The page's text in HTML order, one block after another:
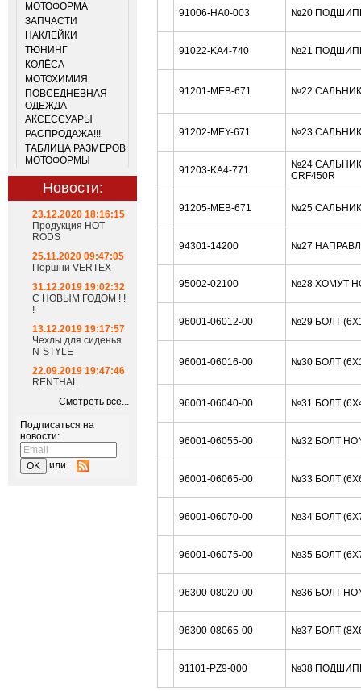
МОТОФОРМА
ЗАПЧАСТИ
НАКЛЕЙКИ
ТЮНИНГ
КОЛЁСА
МОТОХИМИЯ
ПОВСЕДНЕВНАЯ
ОДЕЖДА
АКСЕССУАРЫ
РАСПРОДАЖА!!!
ТАБЛИЦА РАЗМЕРОВ
МОТОФОРМЫ
Новости:
23.12.2020 18:16:15
Продукция HOT
RODS
25.11.2020 09:47:05
Поршни VERTEX
31.12.2019 19:02:32
С НОВЫМ ГОДОМ ! !
!
13.12.2019 19:17:57
Чехлы для сиденья
N-STYLE
22.09.2019 19:47:46
RENTHAL
Смотреть все...
Подписаться на
новости:
или
91006-HA0-003 №20
91022-KA4-740 №21
91201-MEB-671 №22 САЛЬНИК
91202-MEY-671 №23 САЛЬНИК
91203-KA4-771
№24 САЛЬНИК
CRF450R
91205-MEB-671 №25 САЛЬНИК
94301-14200 №27
95002-02100 №28 ХОМУТ
96001-06012-00 №29 БОЛТ
96001-06016-00 №30 БОЛТ
96001-06040-00 №31 БОЛТ
96001-06055-00 №32 БОЛТ
96001-06065-00 №33 БОЛТ
96001-06070-00 №34 БОЛТ
96001-06075-00 №35 БОЛТ
96300-08020-00 №36 БОЛТ
96300-08065-00 №37 БОЛТ
91101-PZ9-000 №38